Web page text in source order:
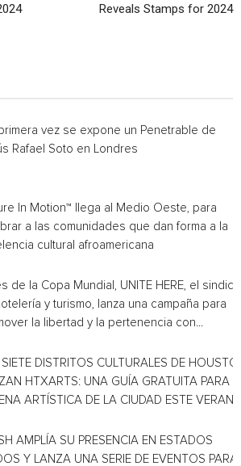
Reveals Stamps for 2024
vez se expone un Penetrable de
Rafael Soto en Londres
In Motion™ llega al Medio Oeste, para
a las comunidades que dan forma a la
cultural afroamericana
de la Copa Mundial, UNITE HERE, el
y turismo, lanza una campaña para
la libertad y la pertenencia con...
SIETE DISTRITOS CULTURALES DE
HTXARTS: UNA GUÍA GRATUITA PARA
ARTÍSTICA DE LA CIUDAD ESTE
AMPLÍA SU PRESENCIA EN ESTADOS
Y LANZA UNA SERIE DE EVENTOS PARA